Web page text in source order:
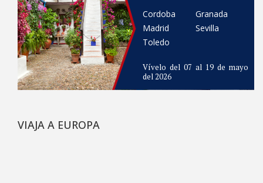
Cordoba
Granada
Madrid
Sevilla
Toledo
Vívelo del 07 al 19 de mayo
del 2026
VIAJA A EUROPA